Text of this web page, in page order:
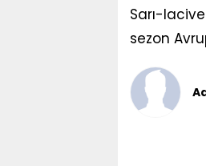
Sarı-
sezon